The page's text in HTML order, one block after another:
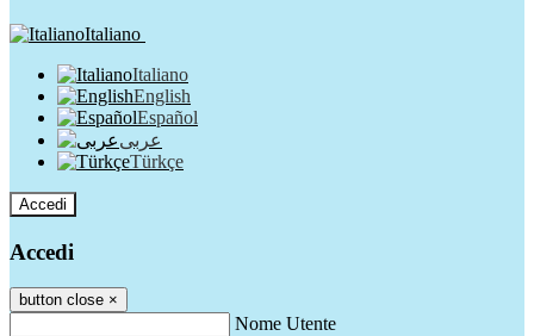
Italiano
Italiano
English
Español
عربى
Türkçe
Accedi
Accedi
button close ×
Nome Utente